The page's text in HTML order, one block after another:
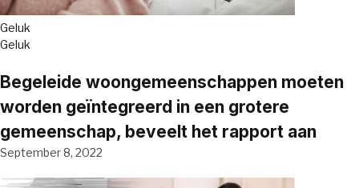
Geluk
Geluk
Begeleide woongemeenschappen moeten
worden geïntegreerd in een grotere
gemeenschap, beveelt het rapport aan
September 8, 2022